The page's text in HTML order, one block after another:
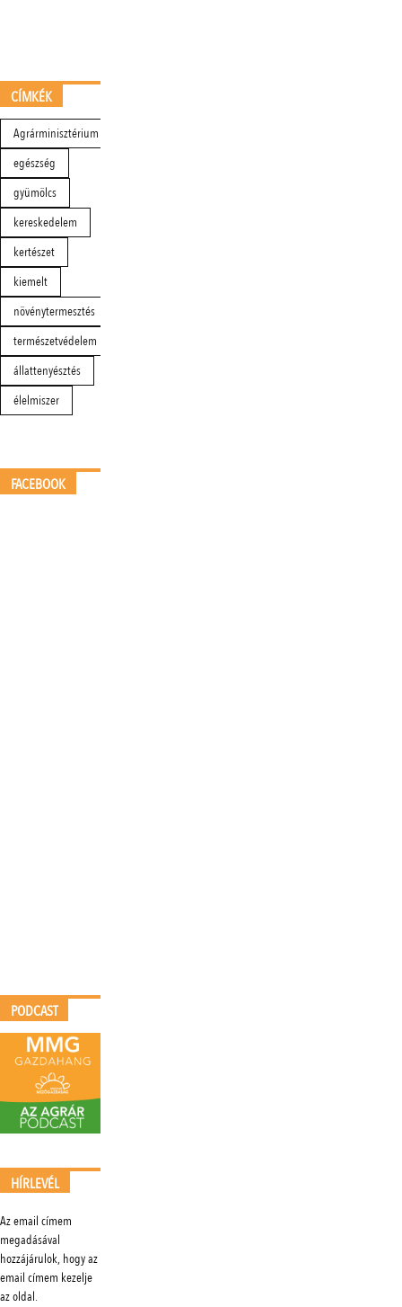
CÍMKÉK
Agrárminisztérium
egészség
gyümölcs
kereskedelem
kertészet
kiemelt
növénytermesztés
természetvédelem
állattenyésztés
élelmiszer
FACEBOOK
PODCAST
HÍRLEVÉL
Az email címem
megadásával
hozzájárulok, hogy az
email címem kezelje
az oldal.